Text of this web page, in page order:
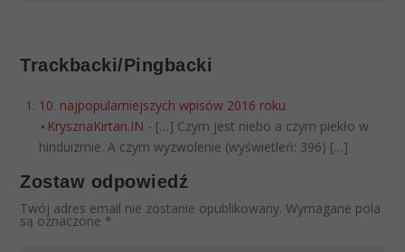
Trackbacki/Pingbacki
10. najpopularniejszych wpisów 2016 roku
⋆KrysznaKirtan.IN - […] Czym jest niebo a czym piekło w
hinduizmie. A czym wyzwolenie (wyświetleń: 396) […]
Zostaw odpowiedź
Twój adres email nie zostanie opublikowany. Wymagane pola
są oznaczone *